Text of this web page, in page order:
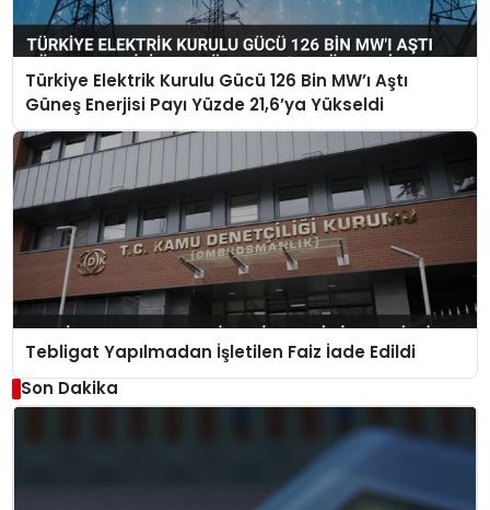
Türkiye Elektrik Kurulu Gücü 126 Bin MW’ı Aştı
Güneş Enerjisi Payı Yüzde 21,6’ya Yükseldi
Tebligat Yapılmadan İşletilen Faiz İade Edildi
Son Dakika